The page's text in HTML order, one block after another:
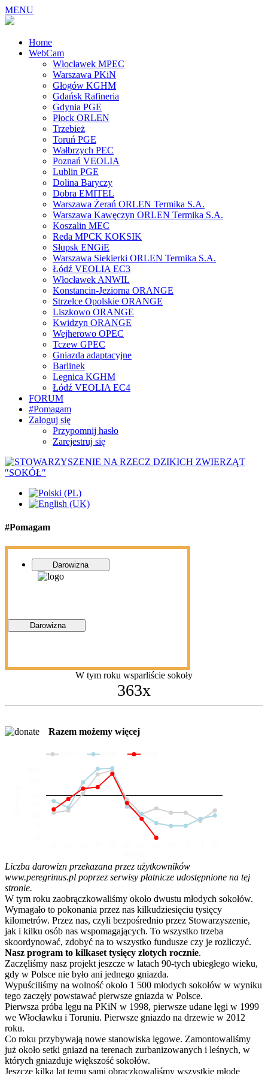
MENU
Home
WebCam
Włocławek MPEC
Warszawa PKiN
Głogów KGHM
Gdańsk Rafineria
Gdynia PGE
Płock ORLEN
Trzebież
Toruń PGE
Wałbrzych PEC
Poznań VEOLIA
Lublin PGE
Dolina Baryczy
Dobra EMITEL
Warszawa Żerań ORLEN Termika S.A.
Warszawa Kawęczyn ORLEN Termika S.A.
Koszalin MEC
Reda MPCK KOKSIK
Słupsk ENGiE
Warszawa Siekierki ORLEN Termika S.A.
Łódź VEOLIA EC3
Włocławek ANWIL
Konstancin-Jeziorna ORANGE
Strzelce Opolskie ORANGE
Liszkowo ORANGE
Kwidzyn ORANGE
Wejherowo OPEC
Tczew GPEC
Gniazda adaptacyjne
Barlinek
Legnica KGHM
Łódź VEOLIA EC4
FORUM
#Pomagam
Zaloguj się
Przypomnij hasło
Zarejestruj się
#Pomagam
Darowizna
Darowizna
W tym roku wsparliście sokoły
363x
Razem możemy więcej
Liczba darowizn przekazana przez użytkowników
www.peregrinus.pl poprzez serwisy płatnicze udostępnione na tej
stronie.
W tym roku zaobrączkowaliśmy około dwustu młodych sokołów.
Wymagało to pokonania przez nas kilkudziesięciu tysięcy
kilometrów. Przez nas, czyli bezpośrednio przez Stowarzyszenie,
jak i kilku osób nas wspomagających. To wszystko trzeba
skoordynować, zdobyć na to wszystko fundusze czy je rozliczyć.
Nasz program to kilkaset tysięcy złotych rocznie.
Zaczęliśmy nasz projekt jeszcze w latach 90-tych ubiegłego wieku,
gdy w Polsce nie było ani jednego gniazda.
Wypuściliśmy na wolność około 1 500 młodych sokołów w wyniku
tego zaczęły powstawać pierwsze gniazda w Polsce.
Pierwsza próba lęgu na PKiN w 1998, pierwsze udane lęgi w 1999
we Włocławku i Toruniu. Pierwsze gniazdo na drzewie w 2012
roku.
Co roku przybywają nowe stanowiska lęgowe. Zamontowaliśmy
już około setki gniazd na terenach zurbanizowanych i leśnych, w
których gniazduje większość sokołów.
Jeszcze kilka lat temu sami obrączkowaliśmy wszystkie młode